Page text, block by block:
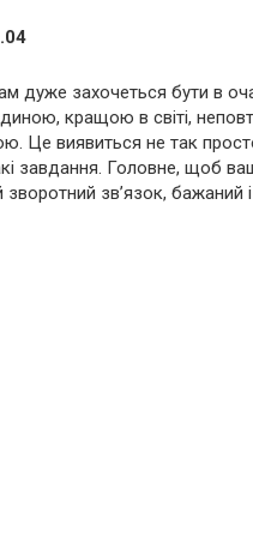
дуже захочеться бути в
кращою в світі,
Це виявиться не так
завдання. Головне, щоб
зв’язок, бажаний і